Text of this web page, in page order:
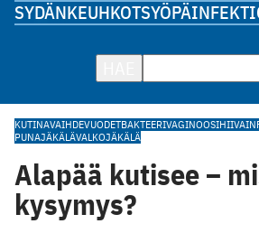
SYDÄNKEUHKOTSYÖPÄ
KUTINAVAIHDEVUODETBAKTEERIVAGINOOSI
PUNAJÄKÄLÄVALKOJÄKÄLÄ
Alapää kutisee –
kysymys?